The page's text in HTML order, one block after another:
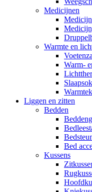
Medicijnen
Warmte en
Warm-
Liggen en zitten
Bedden
Bed
Kussens